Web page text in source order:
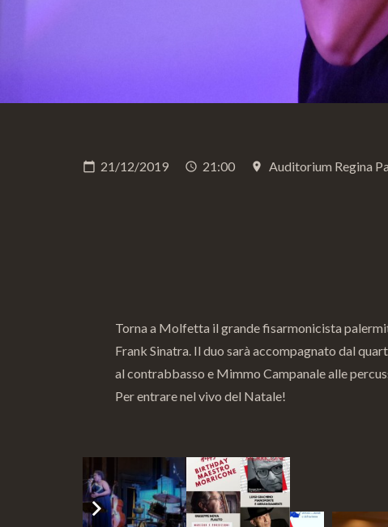
calendar_today 21/12/2019 schedule 21:00 place Auditorium Regina
Torna a Molfetta il grande fisarmonicista
Frank Sinatra. Il duo sarà accompagnato dal
al contrabbasso e Mimmo Campanale alle
Per entrare nel vivo del Natale!